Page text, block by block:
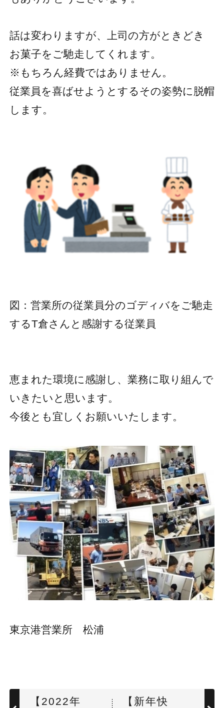
話は変わりますが、上司の方がときどき
お菓子をご馳走してくれます。
※もちろん経費ではありません。
従業員を喜ばせようとするその姿勢に脱帽
します。
図：営業所の従業員分のゴディバをご馳走
するT倉さんと感謝する従業員
恵まれた環境に感謝し、業務に取り組んで
いきたいと思います。
今後とも宜しくお願いいたします。
東京港営業所 松浦
【2022年
【新年快